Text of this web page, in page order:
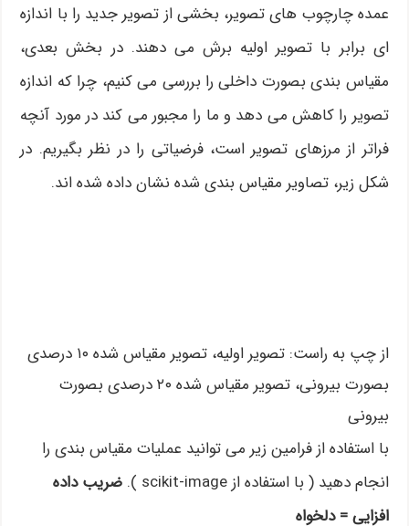
عمده چارچوب های تصویر، بخشی از تصویر جدید را با اندازه
ای برابر با تصویر اولیه برش می دهند. در بخش بعدی،
مقیاس بندی بصورت داخلی را بررسی می کنیم، چرا که اندازه
تصویر را کاهش می دهد و ما را مجبور می کند در مورد آنچه
فراتر از مرزهای تصویر است، فرضیاتی را در نظر بگیریم. در
شکل زیر، تصاویر مقیاس بندی شده نشان داده شده اند.
از چپ به راست: تصویر اولیه، تصویر مقیاس شده ۱۰ درصدی
بصورت بیرونی، تصویر مقیاس شده ۲۰ درصدی بصورت
بیرونی
با استفاده از فرامین زیر می توانید عملیات مقیاس بندی را
انجام دهید ( با استفاده از scikit-image ).
ضریب داده
افزایی = دلخواه